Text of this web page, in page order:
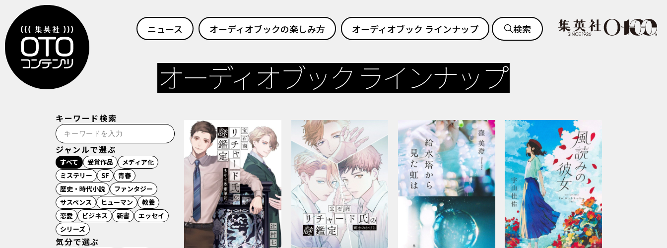
ニュース オーディオブックの楽しみ方 オーディオブック ラインナップ 検索
オーディオブックラインナップ
キーワード検索
キーワード検索
ジャンルで選ぶ
すべて 受賞作品
メディア化
ミステリー
SF
青春
歴史・時代小説
ファンタジー
サスペンス
ヒューマン
教養
恋愛
ビジネス 新書
エッセイ
シリーズ
気分で選ぶ